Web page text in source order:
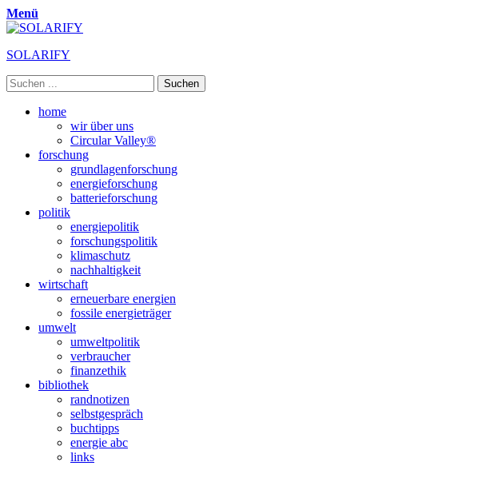
Menü
SOLARIFY
Suchen
nach:
Primäres
Zum
home
wir über uns
Circular Valley®
forschung
grundlagenforschung
energieforschung
batterieforschung
politik
energiepolitik
forschungspolitik
klimaschutz
nachhaltigkeit
wirtschaft
erneuerbare energien
fossile energieträger
umwelt
umweltpolitik
verbraucher
finanzethik
bibliothek
randnotizen
selbstgespräch
buchtipps
energie abc
links